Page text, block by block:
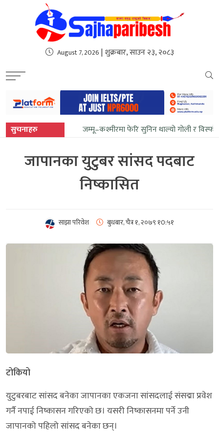
sweet bonanza
August 7, 2026 | शुक्रबार, साउन २३, २०८३
सुचनाहरु जम्मू–कश्मीरमा फेरि सुनिन थाल्यो गोली र
जापानका युटुबर सांसद पदबाट
निष्कासित
साझा परिवेश बुधबार, चैत्र १, २०७९ १0:५१
टोकियो
युटुबरबाट सांसद बनेका जापानका एकजना सांसदलाई संसद्मा प्रवेश
गर्नै नपाई निष्कासन गरिएको छ। यसरी निष्कासनमा पर्ने उनी
जापानको पहिलो सांसद बनेका छन्।